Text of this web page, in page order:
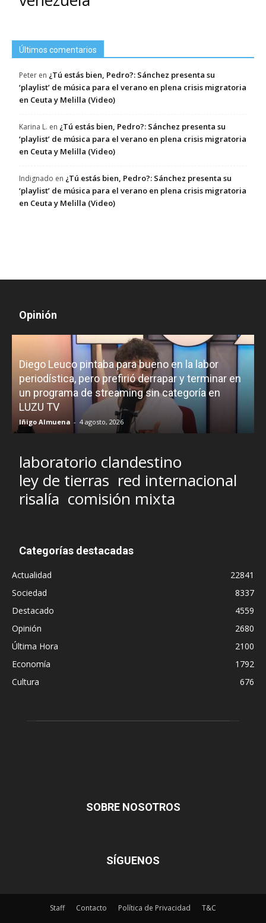
Últimos comentarios
Peter en ¿Tú estás bien, Pedro?: Sánchez presenta su
‘playlist’ de música para el verano en plena crisis migratoria
en Ceuta y Melilla (Video)
Karina L. en ¿Tú estás bien, Pedro?: Sánchez presenta su
‘playlist’ de música para el verano en plena crisis migratoria
en Ceuta y Melilla (Video)
Indignado en ¿Tú estás bien, Pedro?: Sánchez presenta su
‘playlist’ de música para el verano en plena crisis migratoria
en Ceuta y Melilla (Video)
Opinión
Diego Leuco pintaba para bueno en la labor
periodística, pero prefirió derrapar y terminar en
un programa de streaming sin categoría en
LUZU TV
Iñigo Almuena - 4 agosto, 2026
laboratorio clandestino
ley de tierras red internacional
risalía comisión mixta
Categorías destacadas
Actualidad
22841
Sociedad
8337
Destacado
4559
Opinión
2680
Última Hora
2100
Economía
1792
Cultura
676
SOBRE NOSOTROS
SÍGUENOS
Staff Contacto Política de Privacidad T&C